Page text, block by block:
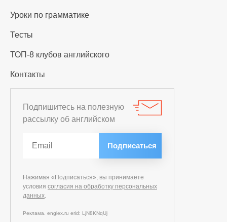
Уроки по грамматике
Тесты
ТОП-8 клубов английского
Контакты
Подпишитесь на полезную
рассылку об английском
Нажимая «Подписаться», вы принимаете
условия согласия на обработку персональных
данных.
Реклама. englex.ru erid: LjN8KNqUj